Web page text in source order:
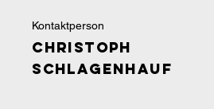
Kontaktperson
Christoph
Schlagenhauf